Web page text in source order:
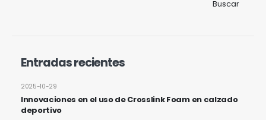
Buscar
Entradas recientes
Innovaciones en el uso de Crosslink Foam en calzado
deportivo
2025-10-29